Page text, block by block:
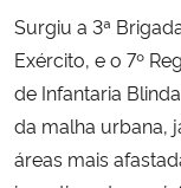
Surgiu a 3ª
Exército, e o 7º
de Infantaria
da malha urbana,
áreas mais